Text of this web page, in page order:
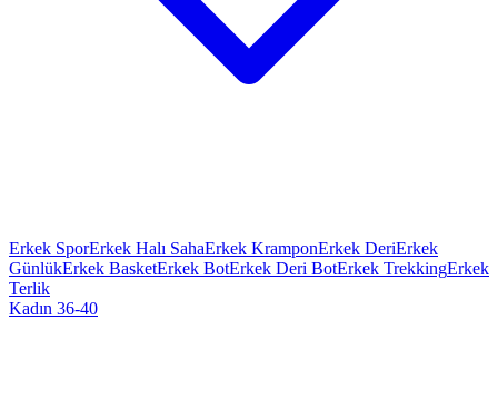
Erkek SporErkek Halı SahaErkek KramponErkek DeriErkek
GünlükErkek BasketErkek BotErkek Deri BotErkek TrekkingErkek
Terlik
Kadın 36-40